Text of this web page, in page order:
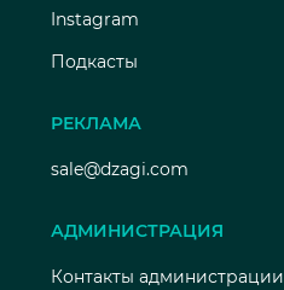
Instagram
Подкасты
РЕКЛАМА
sale@dzagi.com
АДМИНИСТРАЦИЯ
Контакты администрации